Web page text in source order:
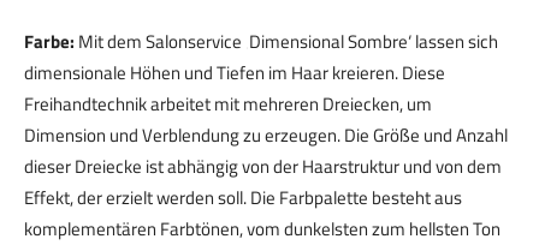
Farbe: Mit dem Salonservice ‚Dimensional Sombre‘ lassen sich
dimensionale Höhen und Tiefen im Haar kreieren. Diese
Freihandtechnik arbeitet mit mehreren Dreiecken, um
Dimension und Verblendung zu erzeugen. Die Größe und Anzahl
dieser Dreiecke ist abhängig von der Haarstruktur und von dem
Effekt, der erzielt werden soll. Die Farbpalette besteht aus
komplementären Farbtönen, vom dunkelsten zum hellsten Ton